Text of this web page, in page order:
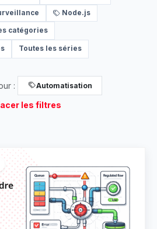
Node.js
catégories
Toutes les séries
: Automatisation
les filtres